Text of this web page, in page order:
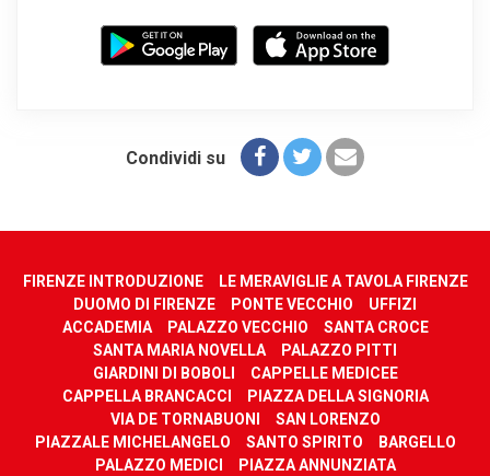
Condividi su
FIRENZE INTRODUZIONE
LE MERAVIGLIE A TAVOLA FIRENZE
DUOMO DI FIRENZE
PONTE VECCHIO
UFFIZI
ACCADEMIA
PALAZZO VECCHIO
SANTA CROCE
SANTA MARIA NOVELLA
PALAZZO PITTI
GIARDINI DI BOBOLI
CAPPELLE MEDICEE
CAPPELLA BRANCACCI
PIAZZA DELLA SIGNORIA
VIA DE TORNABUONI
SAN LORENZO
PIAZZALE MICHELANGELO
SANTO SPIRITO
BARGELLO
PALAZZO MEDICI
PIAZZA ANNUNZIATA